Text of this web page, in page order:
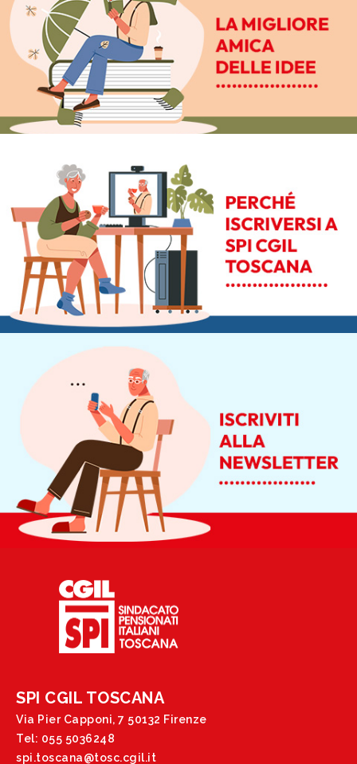
SPI CGIL TOSCANA
Via Pier Capponi, 7 50132 Firenze
Tel: 055 5036248
spi.toscana@tosc.cgil.it